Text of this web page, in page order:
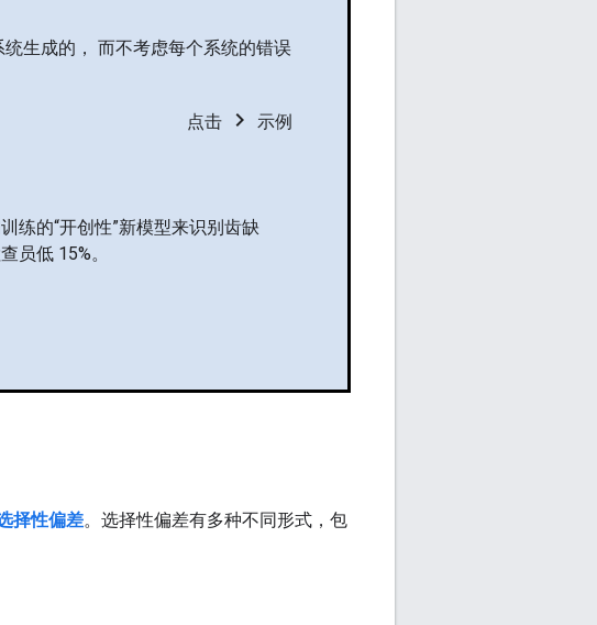
生成的， 而不考虑每个系统的错误
点击 chevron_right 示例
练的“开创性”新模型来识别齿缺
员低 15%。
择性偏差。选择性偏差有多种不同形式，包